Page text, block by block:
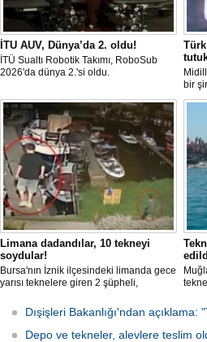
İTU AUV, Dünya’da 2. oldu!
İTÜ Sualtı Robotik Takımı, RoboSub
2026'da dünya 2.'si oldu.
bir
Limana dadandılar, 10 tekneyi
soydular!
Bursa'nın İznik ilçesindeki limanda gece
yarısı teknelere giren 2 şüpheli,
çaldı. Olay, güvenlik kameralarına
yansıdı, tekne sahiplerinin ihbarıyla
jandarma inceleme başlattı.
Dışişleri Bakanlığı'ndan açıklama:
Depo ve tekneler, alevlere teslim